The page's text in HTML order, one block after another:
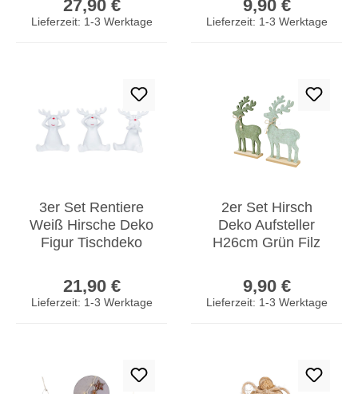
Weihnachtsdeko
27,90 €
Lieferzeit: 1-3 Werktage
Tischdeko
9,90 €
Lieferzeit: 1-3 Werktage
3er Set Rentiere
Weiß Hirsche Deko
Figur Tischdeko
Aufsteller
21,90 €
Lieferzeit: 1-3 Werktage
2er Set Hirsch
Deko Aufsteller
H26cm Grün Filz
Weihnachtsdeko
Tischdeko
9,90 €
Lieferzeit: 1-3 Werktage